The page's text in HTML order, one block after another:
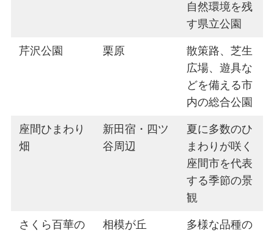
自然環境を残
す県立公園
芹沢公園 栗原
散策路、芝生
広場、遊具な
どを備える市
内の総合公園
座間ひまわり
畑
新田宿・四ツ
谷周辺
夏に多数のひ
まわりが咲く
座間市を代表
する季節の景
観
さくら百華の
相模が丘
多様な品種の